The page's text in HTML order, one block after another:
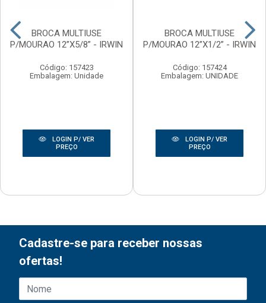
BROCA MULTIUSE
P/MOURAO 12”X5/8” - IRWIN
Código: 157423
Embalagem: Unidade
LOGIN P/ VER
PREÇO
BROCA MULTIUSE
P/MOURAO 12”X1/2” - IRWIN
Código: 157424
Embalagem: UNIDADE
LOGIN P/ VER
PREÇO
Cadastre-se para receber nossas
ofertas!